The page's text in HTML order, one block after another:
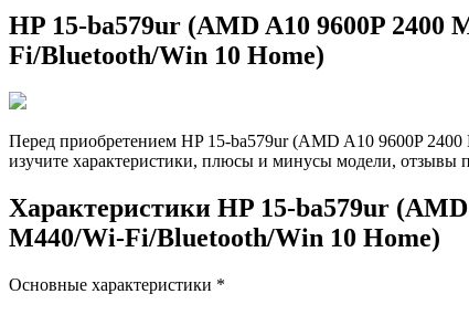
HP 15-ba579ur (AMD A10 9600P 2400
Fi/Bluetooth/Win 10 Home)
Перед приобретением HP 15-ba579ur (AMD A10 9600P
изучите характеристики, плюсы и минусы модели, отзывы
Характеристики HP 15-ba579ur
M440/Wi-Fi/Bluetooth/Win 10 Home)
Основные характеристики *